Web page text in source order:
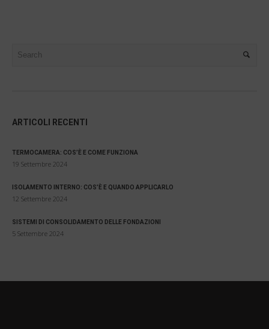
ARTICOLI RECENTI
TERMOCAMERA: COS’È E COME FUNZIONA
19 Settembre 2024
ISOLAMENTO INTERNO: COS’È E QUANDO APPLICARLO
12 Settembre 2024
SISTEMI DI CONSOLIDAMENTO DELLE FONDAZIONI
5 Settembre 2024